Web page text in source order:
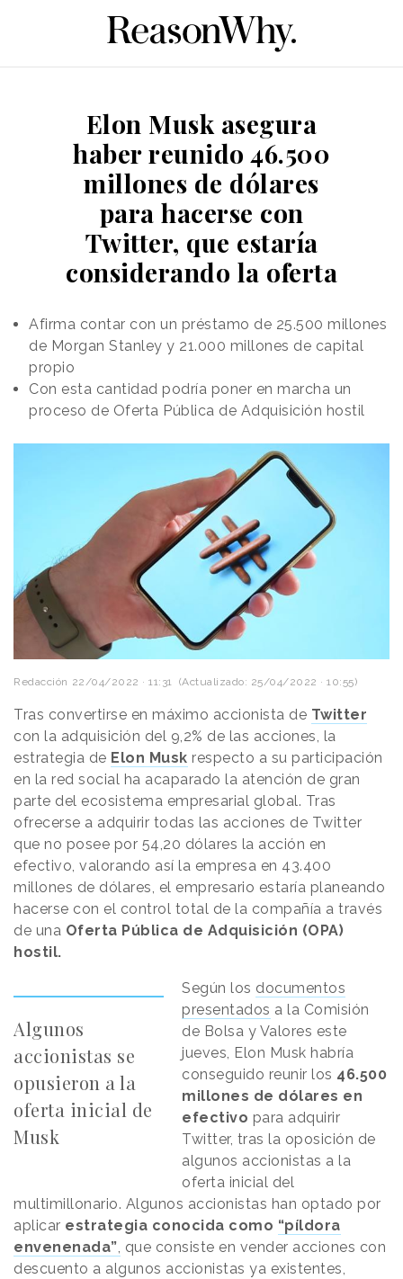
Elon Musk asegura
haber reunido 46.500
millones de dólares
para hacerse con
Twitter, que estaría
considerando la oferta
Afirma contar con un préstamo de 25.500 millones
de Morgan Stanley y 21.000 millones de capital
propio
Con esta cantidad podría poner en marcha un
proceso de Oferta Pública de Adquisición hostil
Redacción 22/04/2022 · 11:31 (Actualizado: 25/04/2022 · 10:55)
Tras convertirse en máximo accionista de Twitter
con la adquisición del 9,2% de las acciones, la
estrategia de Elon Musk respecto a su participación
en la red social ha acaparado la atención de gran
parte del ecosistema empresarial global. Tras
ofrecerse a adquirir todas las acciones de Twitter
que no posee por 54,20 dólares la acción en
efectivo, valorando así la empresa en 43.400
millones de dólares, el empresario estaría planeando
hacerse con el control total de la compañía a través
de una Oferta Pública de Adquisición (OPA)
hostil.
Algunos
accionistas se
opusieron a la
oferta inicial de
Musk
Según los documentos
presentados a la Comisión
de Bolsa y Valores este
jueves, Elon Musk habría
conseguido reunir los 46.500
millones de dólares en
efectivo para adquirir
Twitter, tras la oposición de
algunos accionistas a la
oferta inicial del
multimillonario. Algunos accionistas han optado por
aplicar estrategia conocida como “píldora
envenenada”, que consiste en vender acciones con
descuento a algunos accionistas ya existentes,